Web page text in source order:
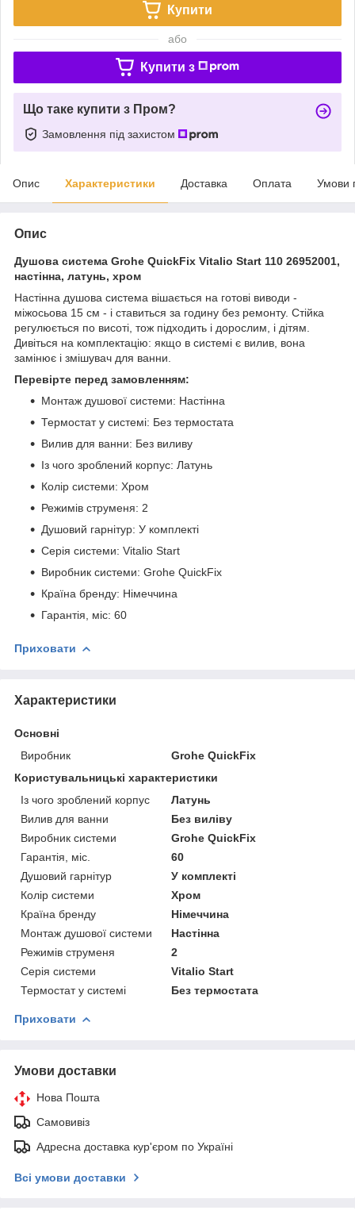
Купити
або
Купити з
Що таке купити з Пром?
Замовлення під захистом
Опис Характеристики Доставка Оплата Умови
Опис
Душова система Grohe QuickFix Vitalio Start 110 26952001,
настінна, латунь, хром
Настінна душова система вішається на готові виводи -
міжосьова 15 см - і ставиться за годину без ремонту. Стійка
регулюється по висоті, тож підходить і дорослим, і дітям.
Дивіться на комплектацію: якщо в системі є вилив, вона
замінює і змішувач для ванни.
Перевірте перед замовленням:
Монтаж душової системи: Настінна
Термостат у системі: Без термостата
Вилив для ванни: Без виливу
Із чого зроблений корпус: Латунь
Колір системи: Хром
Режимів струменя: 2
Душовий гарнітур: У комплекті
Серія системи: Vitalio Start
Виробник системи: Grohe QuickFix
Країна бренду: Німеччина
Гарантія, міс: 60
Приховати
Характеристики
Основні
Виробник
Grohe QuickFix
Користувальницькі характеристики
Із чого зроблений корпус
Латунь
Вилив для ванни
Без виліву
Виробник системи
Grohe QuickFix
Гарантія, міс.
60
Душовий гарнітур
У комплекті
Колір системи
Хром
Країна бренду
Німеччина
Монтаж душової системи
Настінна
Режимів струменя
2
Серія системи
Vitalio Start
Термостат у системі
Без термостата
Приховати
Умови доставки
Нова Пошта
Самовивіз
Адресна доставка кур'єром по Україні
Всі умови доставки